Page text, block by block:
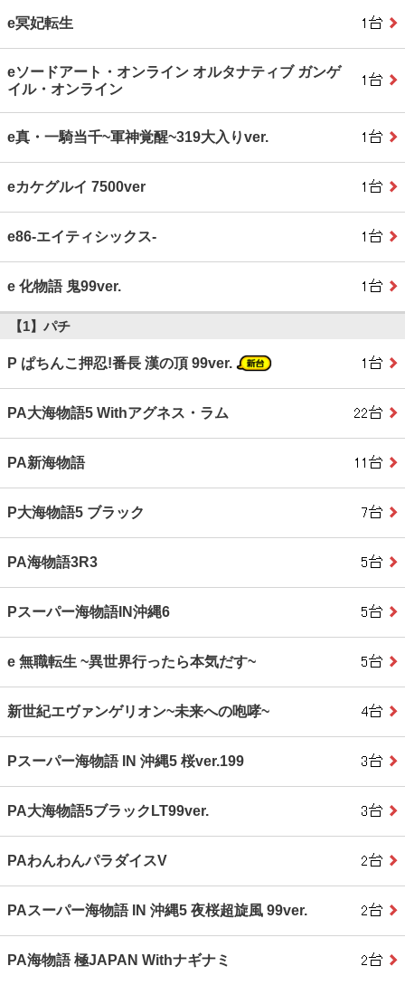
e冥妃転生
eソードアート・オンライン オルタナティブ ガンゲ
イル・オンライン
e真・一騎当千~軍神覚醒~319大入りver.
eカケグルイ 7500ver
e86‐エイティシックス‐
e 化物語 鬼99ver.
【1】パチ
P ぱちんこ押忍!番長 漢の頂 99ver.
PA大海物語5 Withアグネス・ラム
PA新海物語
P大海物語5 ブラック
PA海物語3R3
Pスーパー海物語IN沖縄6
e 無職転生 ~異世界行ったら本気だす~
新世紀エヴァンゲリオン~未来への咆哮~
Pスーパー海物語 IN 沖縄5 桜ver.199
PA大海物語5ブラックLT99ver.
PAわんわんパラダイスV
PAスーパー海物語 IN 沖縄5 夜桜超旋風 99ver.
PA海物語 極JAPAN Withナギナミ